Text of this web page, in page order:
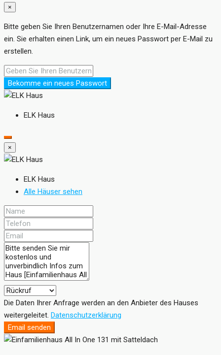
×
Bitte geben Sie Ihren Benutzernamen oder Ihre E-Mail-Adresse
ein. Sie erhalten einen Link, um ein neues Passwort per E-Mail zu
erstellen.
Bekomme ein neues Passwort
ELK Haus
×
ELK Haus
Alle Häuser sehen
Die Daten Ihrer Anfrage werden an den Anbieter des Hauses
weitergeleitet. Datenschutzerklärung
Email senden